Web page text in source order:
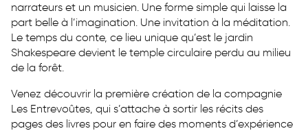
narrateurs et un musicien. Une forme simple qui laisse la
part belle à l’imagination. Une invitation à la méditation.
Le temps du conte, ce lieu unique qu’est le jardin
Shakespeare devient le temple circulaire perdu au milieu
de la forêt.
Venez découvrir la première création de la compagnie
Les Entrevoûtes, qui s’attache à sortir les récits des
pages des livres pour en faire des moments d’expérience